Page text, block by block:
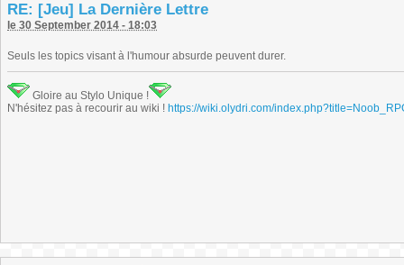
RE: [Jeu] La Dernière Lettre
le 30 September 2014 - 18:03
Seuls les topics visant à l'humour absurde peuvent durer.
Gloire au Stylo Unique !
N'hésitez pas à recourir au wiki ! https://wiki.olydri.com/